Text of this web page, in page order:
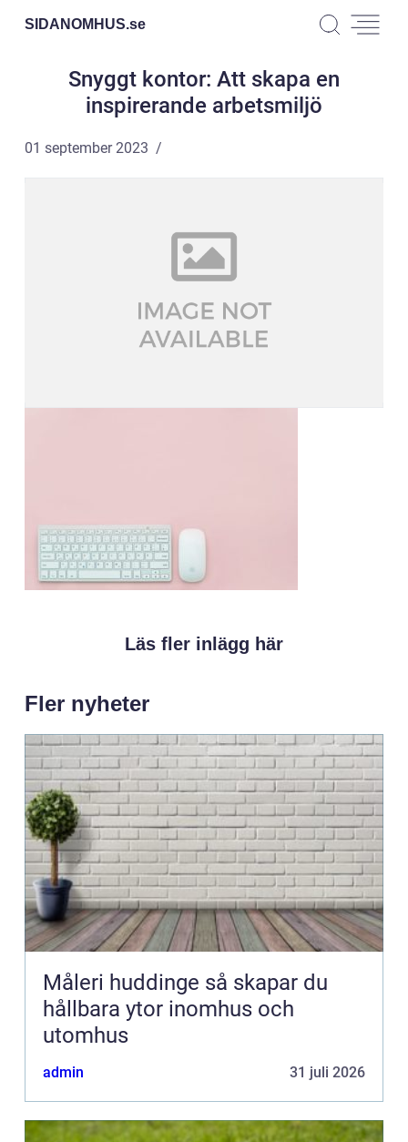
SIDANOMHUS.se
Snyggt kontor: Att skapa en
inspirerande arbetsmiljö
01 september 2023
Läs fler inlägg här
Fler nyheter
Måleri huddinge så skapar du
hållbara ytor inomhus och
utomhus
admin 31 juli 2026